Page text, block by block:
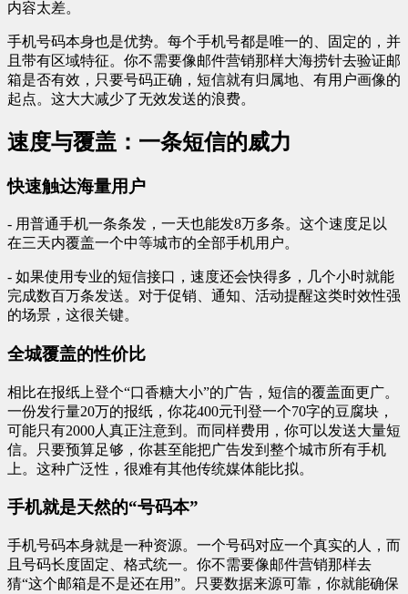
内容太差。
手机号码本身也是优势。每个手机号都是唯一的、固定的，并
且带有区域特征。你不需要像邮件营销那样大海捞针去验证邮
箱是否有效，只要号码正确，短信就有归属地、有用户画像的
起点。这大大减少了无效发送的浪费。
速度与覆盖：一条短信的威力
快速触达海量用户
- 用普通手机一条条发，一天也能发8万多条。这个速度足以
在三天内覆盖一个中等城市的全部手机用户。
- 如果使用专业的短信接口，速度还会快得多，几个小时就能
完成数百万条发送。对于促销、通知、活动提醒这类时效性强
的场景，这很关键。
全城覆盖的性价比
相比在报纸上登个“口香糖大小”的广告，短信的覆盖面更广。
一份发行量20万的报纸，你花400元刊登一个70字的豆腐块，
可能只有2000人真正注意到。而同样费用，你可以发送大量短
信。只要预算足够，你甚至能把广告发到整个城市所有手机
上。这种广泛性，很难有其他传统媒体能比拟。
手机就是天然的“号码本”
手机号码本身就是一种资源。一个号码对应一个真实的人，而
且号码长度固定、格式统一。你不需要像邮件营销那样去
猜“这个邮箱是不是还在用”。只要数据来源可靠，你就能确保